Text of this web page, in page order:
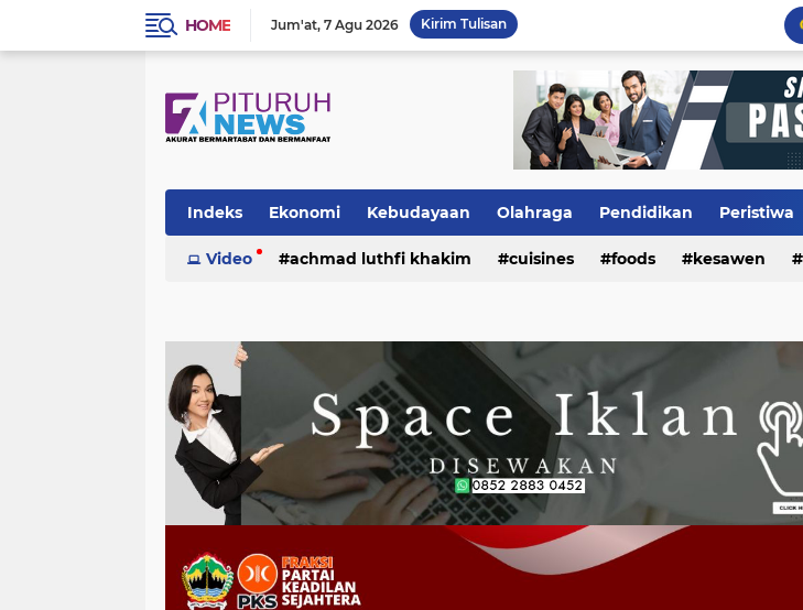
HOME Jum'at 7 Agu 2026 Kirim Tulisan
Indeks Ekonomi Kebudayaan Olahraga Pendidikan Peristiwa
Video achmad luthfi khakim cuisines foods kesawen